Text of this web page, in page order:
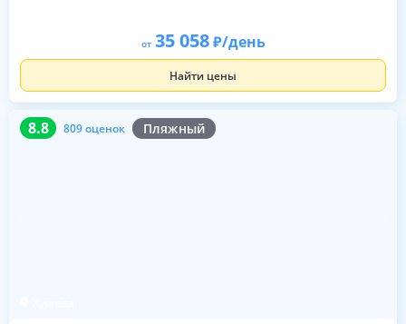
от 35 058 /день
Найти цены
8.8 809 оценок Пляжный
8.8 809 оценок